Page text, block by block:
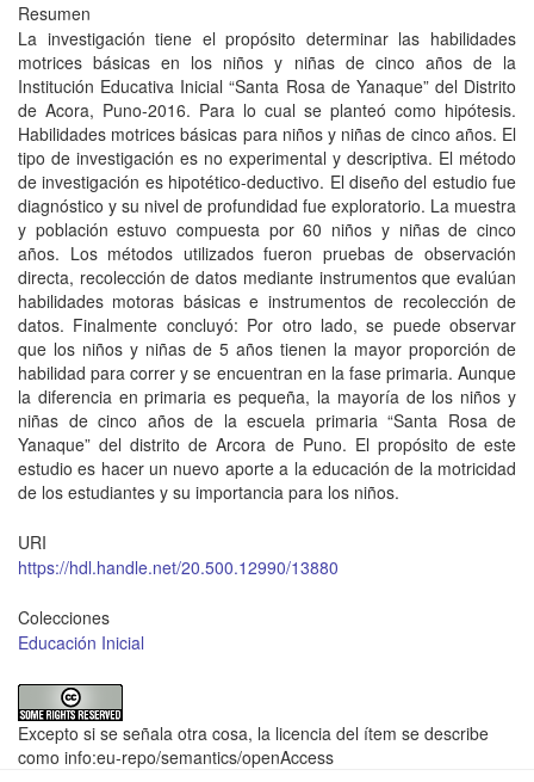
Resumen
La investigación tiene el propósito determinar las habilidades
motrices básicas en los niños y niñas de cinco años de la
Institución Educativa Inicial “Santa Rosa de Yanaque” del Distrito
de Acora, Puno-2016. Para lo cual se planteó como hipótesis.
Habilidades motrices básicas para niños y niñas de cinco años. El
tipo de investigación es no experimental y descriptiva. El método
de investigación es hipotético-deductivo. El diseño del estudio fue
diagnóstico y su nivel de profundidad fue exploratorio. La muestra
y población estuvo compuesta por 60 niños y niñas de cinco
años. Los métodos utilizados fueron pruebas de observación
directa, recolección de datos mediante instrumentos que evalúan
habilidades motoras básicas e instrumentos de recolección de
datos. Finalmente concluyó: Por otro lado, se puede observar
que los niños y niñas de 5 años tienen la mayor proporción de
habilidad para correr y se encuentran en la fase primaria. Aunque
la diferencia en primaria es pequeña, la mayoría de los niños y
niñas de cinco años de la escuela primaria “Santa Rosa de
Yanaque” del distrito de Arcora de Puno. El propósito de este
estudio es hacer un nuevo aporte a la educación de la motricidad
de los estudiantes y su importancia para los niños.
URI
https://hdl.handle.net/20.500.12990/13880
Colecciones
Educación Inicial
Excepto si se señala otra cosa, la licencia del ítem se describe
como info:eu-repo/semantics/openAccess